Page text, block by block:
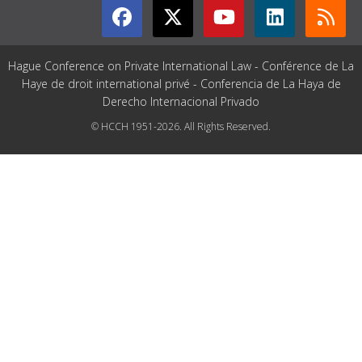
Hague Conference on Private International Law - Conférence de La
Haye de droit international privé - Conferencia de La Haya de
Derecho Internacional Privado
© HCCH 1951-2026. All Rights Reserved.